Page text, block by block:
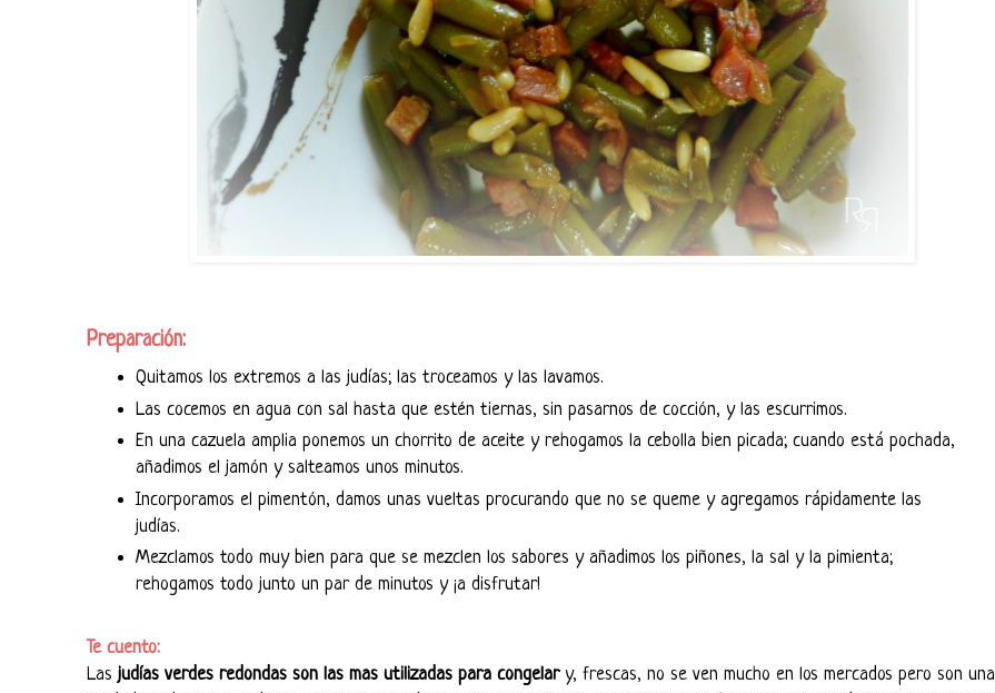
Preparación:
Quitamos los extremos a las judías; las troceamos y las lavamos.
Las cocemos en agua con sal hasta que estén tiernas, sin pasarnos de cocción, y las escurrimos.
En una cazuela amplia ponemos un chorrito de aceite y rehogamos la cebolla bien picada; cuando está pochada,
añadimos el jamón y salteamos unos minutos.
Incorporamos el pimentón, damos unas vueltas procurando que no se queme y agregamos rápidamente las
judías.
Mezclamos todo muy bien para que se mezclen los sabores y añadimos los piñones, la sal y la pimienta;
rehogamos todo junto un par de minutos y ¡a disfrutar!
Te cuento:
Las judías verdes redondas son las mas utilizadas para congelary, frescas, no se ven mucho en los mercados pero son una